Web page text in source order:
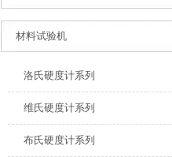
材料试验机
洛氏硬度计系列
维氏硬度计系列
布氏硬度计系列